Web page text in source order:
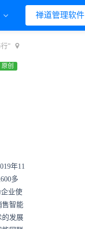
禅道管理软件
”
原创
年11
多
业使
售智能
的发展